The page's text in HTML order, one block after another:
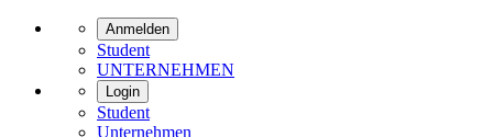
Anmelden
Student
UNTERNEHMEN
Login
Student
Unternehmen